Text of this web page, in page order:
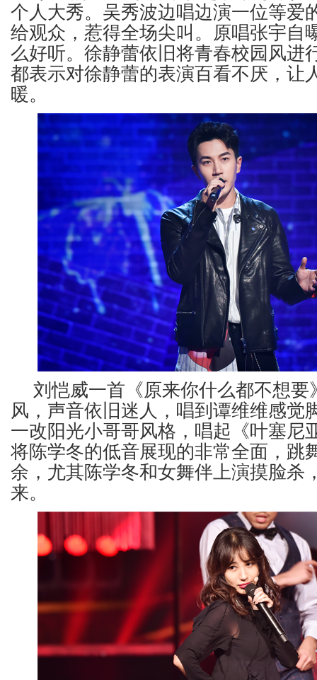
个人大秀。吴秀波边唱边演一位等爱
给观众，惹得全场尖叫。原唱张宇自
么好听。徐静蕾依旧将青春校园风进
都表示对徐静蕾的表演百看不厌，让
暖。
刘恺威一首《原来你什么都不想要
风，声音依旧迷人，唱到谭维维感觉
一改阳光小哥哥风格，唱起《叶塞尼
将陈学冬的低音展现的非常全面，跳
余，尤其陈学冬和女舞伴上演摸脸杀
来。